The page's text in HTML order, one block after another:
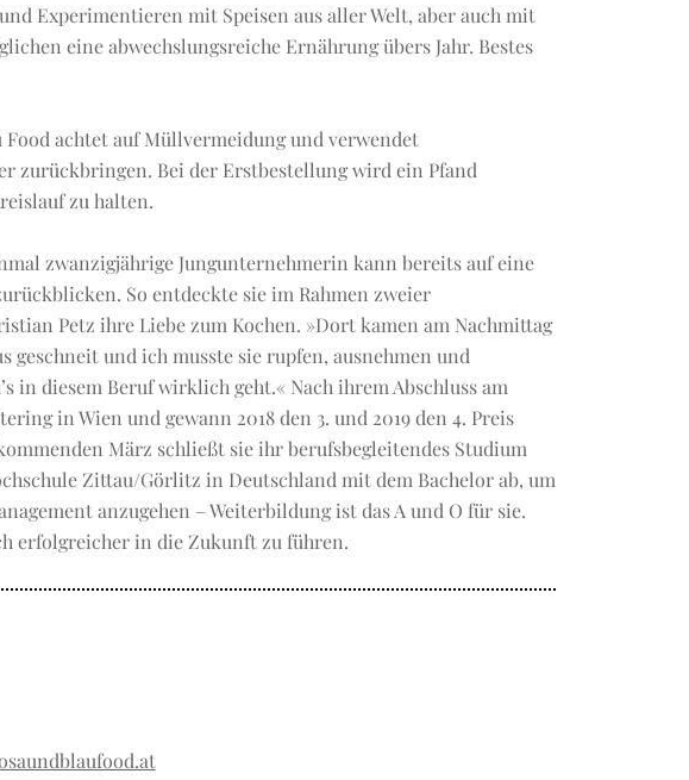
Experimentieren mit Speisen aus aller Welt, aber auch mit
eine abwechslungsreiche Ernährung übers Jahr. Bestes
achtet auf Müllvermeidung und verwendet
zurückbringen. Bei der Erstbestellung wird ein Pfand
zu halten.
zwanzigjährige Jungunternehmerin kann bereits auf eine
So entdeckte sie im Rahmen zweier
Petz ihre Liebe zum Kochen. »Dort kamen am Nachmittag
geschneit und ich musste sie rupfen, ausnehmen und
in diesem Beruf wirklich geht.« Nach ihrem Abschluss am
in Wien und gewann 2018 den 3. und 2019 den 4. Preis
März schließt sie ihr berufsbegleitendes Studium
Zittau/Görlitz in Deutschland mit dem Bachelor ab, um
anzugehen – Weiterbildung ist das A und O für sie.
erfolgreicher in die Zukunft zu führen.